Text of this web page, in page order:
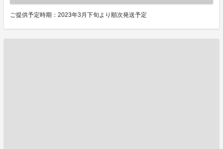
ご提供予定時期：2023年3月下旬より順次発送予定